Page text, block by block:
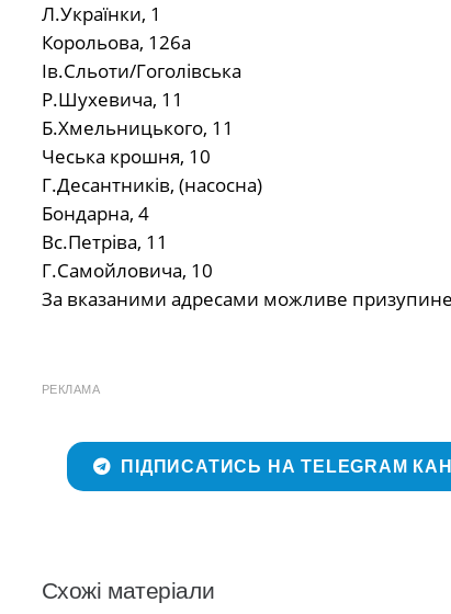
Л.Українки, 1
Корольова, 126а
Ів.Сльоти/Гоголівська
Р.Шухевича, 11
Б.Хмельницького, 11
Чеська крошня, 10
Г.Десантників, (насосна)
Бондарна, 4
Вс.Петріва, 11
Г.Самойловича, 10
За вказаними адресами можливе
РЕКЛАМА
ПІДПИСАТИСЬ НА TELEGRAM
Схожі матеріали